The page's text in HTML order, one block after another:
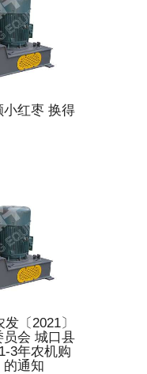
小红枣 换得
〔2021〕
员会 城口县
3年农机购
的通知